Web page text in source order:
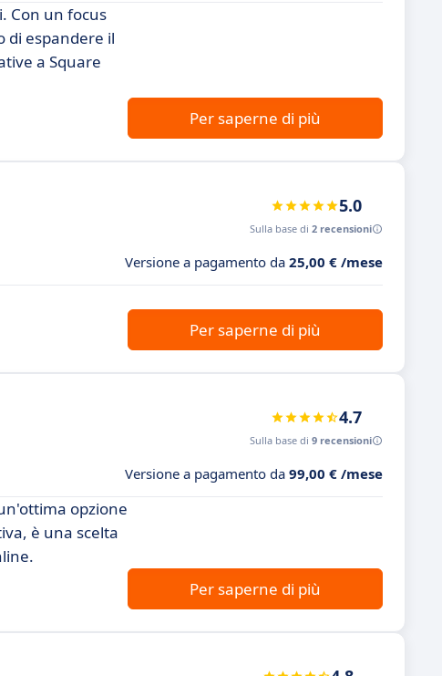
Con un focus
di espandere il
a Square
Per saperne di più
5.0
Sulla base di 2 recensioni
Versione a pagamento da 25,00 € /mese
Per saperne di più
4.7
Sulla base di 9 recensioni
Versione a pagamento da 99,00 € /mese
opzione
è una scelta
Per saperne di più